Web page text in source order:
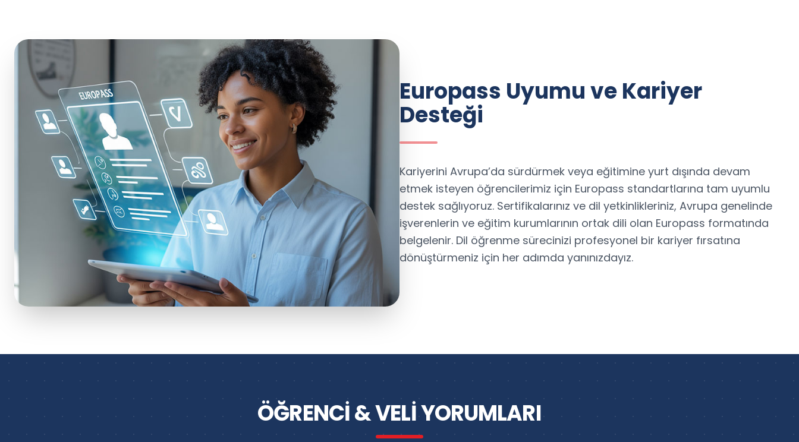
Europass Uyumu ve Kariyer
Desteği
Kariyerini Avrupa’da sürdürmek veya eğitimine yurt dışında devam
etmek isteyen öğrencilerimiz için Europass standartlarına tam uyumlu
destek sağlıyoruz. Sertifikalarınız ve dil yetkinlikleriniz, Avrupa genelinde
işverenlerin ve eğitim kurumlarının ortak dili olan Europass formatında
belgelenir. Dil öğrenme sürecinizi profesyonel bir kariyer fırsatına
dönüştürmeniz için her adımda yanınızdayız.
ÖĞRENCI & VELI YORUMLARI